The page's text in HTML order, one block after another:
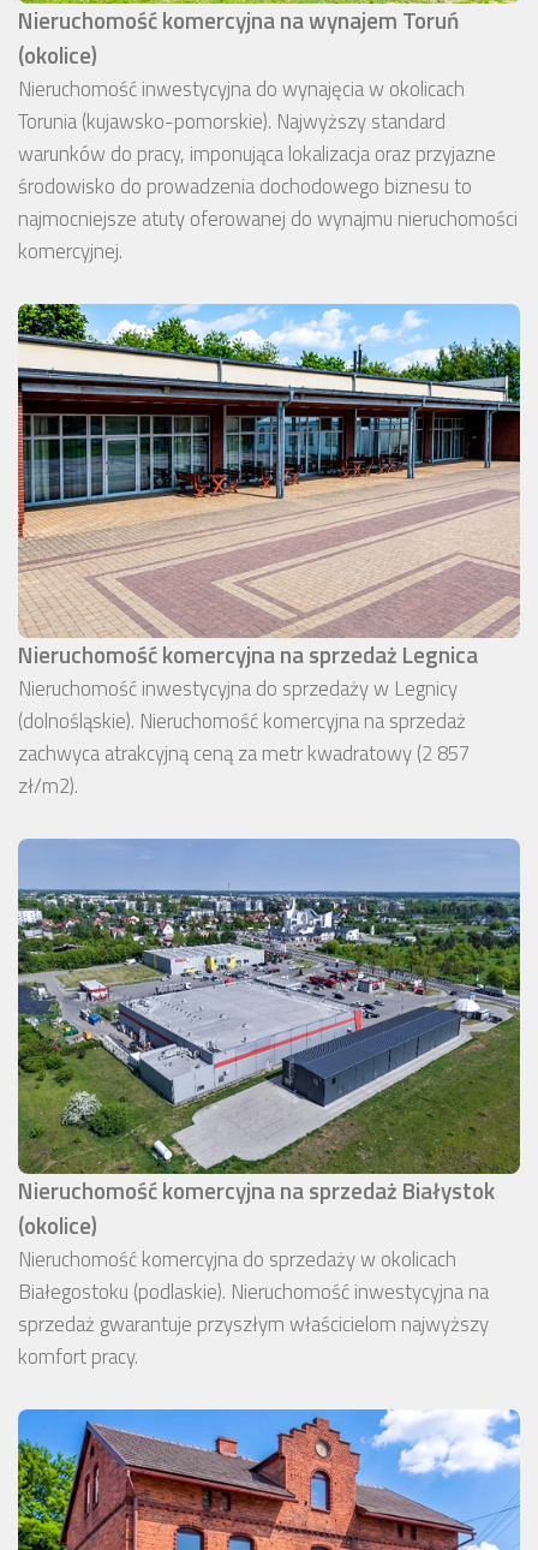
Nieruchomość komercyjna na wynajem Toruń
(okolice)
Nieruchomość inwestycyjna do wynajęcia w okolicach
Torunia (kujawsko-pomorskie). Najwyższy standard
warunków do pracy, imponująca lokalizacja oraz przyjazne
środowisko do prowadzenia dochodowego biznesu to
najmocniejsze atuty oferowanej do wynajmu nieruchomości
komercyjnej.
Nieruchomość komercyjna na sprzedaż Legnica
Nieruchomość inwestycyjna do sprzedaży w Legnicy
(dolnośląskie). Nieruchomość komercyjna na sprzedaż
zachwyca atrakcyjną ceną za metr kwadratowy (2 857
zł/m2).
Nieruchomość komercyjna na sprzedaż Białystok
(okolice)
Nieruchomość komercyjna do sprzedaży w okolicach
Białegostoku (podlaskie). Nieruchomość inwestycyjna na
sprzedaż gwarantuje przyszłym właścicielom najwyższy
komfort pracy.